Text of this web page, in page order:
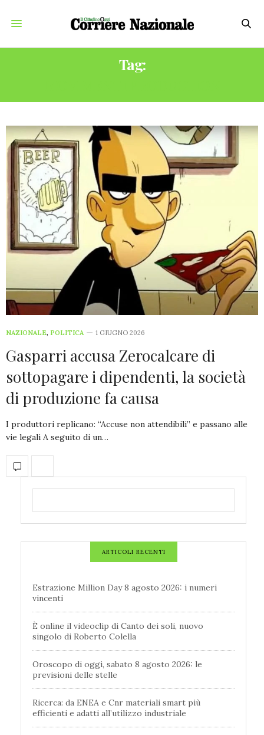
Tag:
NAZIONALE, POLITICA 1 GIUGNO 2026
Gasparri accusa Zerocalcare di
sottopagare i dipendenti, la società
di produzione fa causa
I produttori replicano: “Accuse non attendibili” e passano alle
vie legali A seguito di un…
ARTICOLI RECENTI
Estrazione Million Day 8 agosto 2026: i numeri
vincenti
È online il videoclip di Canto dei soli, nuovo
singolo di Roberto Colella
Oroscopo di oggi, sabato 8 agosto 2026: le
previsioni delle stelle
Ricerca: da ENEA e Cnr materiali smart più
efficienti e adatti all’utilizzo industriale